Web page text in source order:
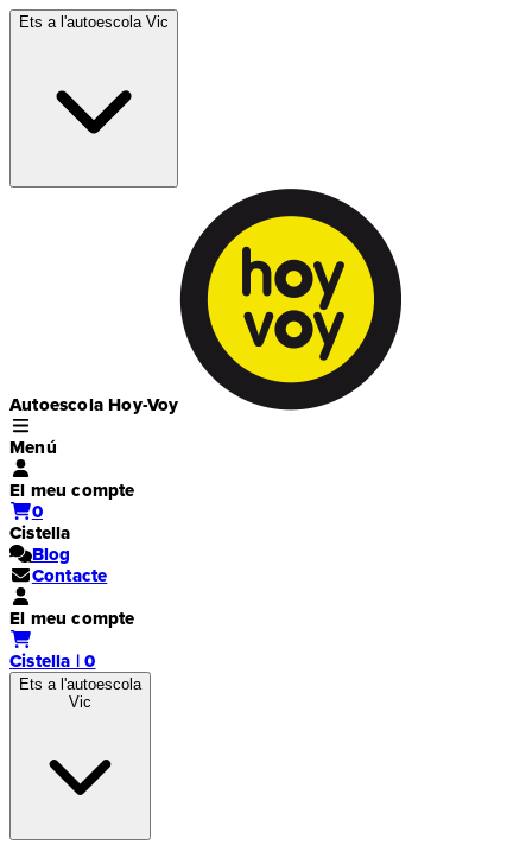
Ets a l'autoescola Vic
Autoescola Hoy-Voy
Menú
El meu compte
0
Cistella
Blog
Contacte
El meu compte
Cistella | 0
Ets a l'autoescola
Vic